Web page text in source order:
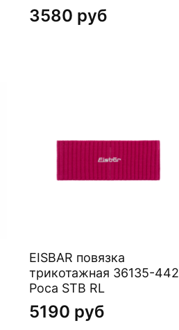
3580 руб
EISBAR повязка
трикотажная 36135-442
Poca STB RL
5190 руб